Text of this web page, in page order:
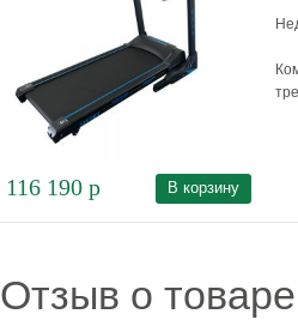
116 190 р В корзину
Отзыв о